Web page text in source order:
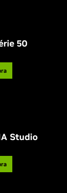
50
Studio